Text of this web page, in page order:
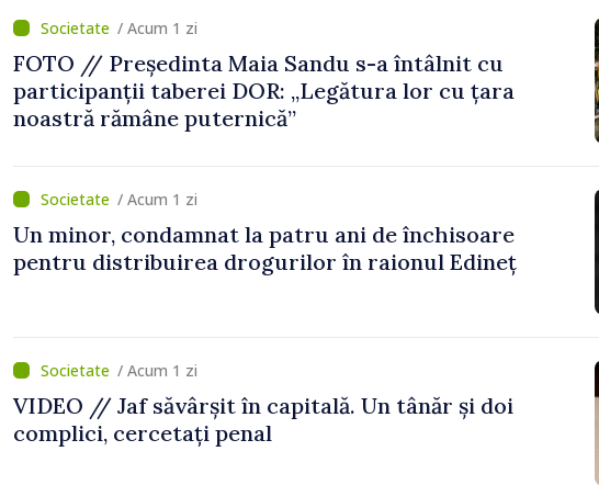
/ Acum 1 zi
FOTO // Președinta Maia Sandu s-a întâlnit cu
participanții taberei DOR: „Legătura lor cu țara
noastră rămâne puternică”
/ Acum 1 zi
Un minor, condamnat la patru ani de închisoare
pentru distribuirea drogurilor în raionul Edineț
/ Acum 1 zi
VIDEO // Jaf săvârșit în capitală. Un tânăr și doi
complici, cercetați penal